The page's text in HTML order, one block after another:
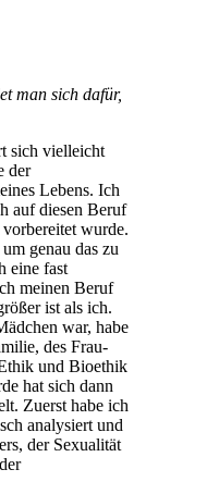
man sich dafür,
sich vielleicht
der
Lebens. Ich
auf diesen Beruf
wurde.
genau das zu
eine fast
meinen Beruf
ist als ich.
war, habe
des Frau-
und Bioethik
hat sich dann
Zuerst habe ich
analysiert und
der Sexualität